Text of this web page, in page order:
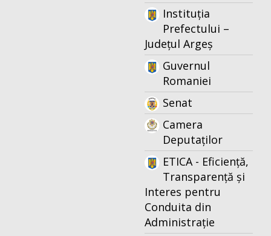
Instituția
Prefectului –
Județul Argeș
Guvernul
Romaniei
Senat
Camera
Deputaților
ETICA - Eficiență,
Transparență și
Interes pentru
Conduita din
Administrație